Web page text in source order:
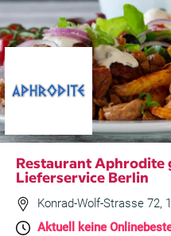
Restaurant Aphrodite
Lieferservice Berlin
Konrad-Wolf-Strasse 72,
Aktuell keine